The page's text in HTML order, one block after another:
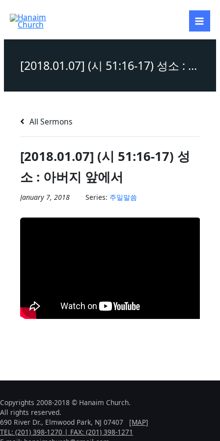
content
[2018.01.07] (시 51:16-17) 성소 : 아버지 앞에서
All Sermons
[2018.01.07] (시 51:16-17) 성
소 : 아버지 앞에서
January 7, 2018 Series: 주일말씀
Copyrights 2008-2018 © Hanaim Church.
All rights reserved.
690 River Dr., Elmwood Park, NJ 07407
[MAP]
TEL: (201) 398-1270 | FAX: (201) 398-1271